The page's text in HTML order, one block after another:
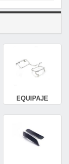
EQUIPAJE